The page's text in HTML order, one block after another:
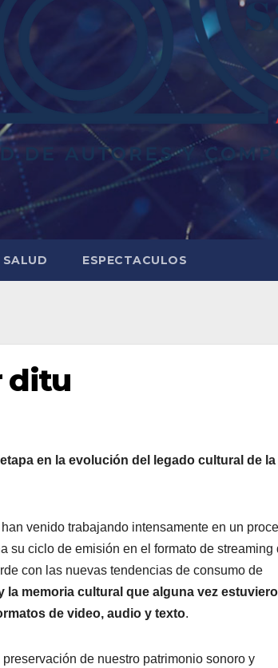
SALUD ESPECTACULOS
ditu
en la evolución del legado cultural de la
venido trabajando intensamente en un
su ciclo de emisión en el formato de streaming
con las nuevas tendencias de consumo de
la memoria cultural que alguna vez
de video, audio y texto.
de nuestro patrimonio sonoro y